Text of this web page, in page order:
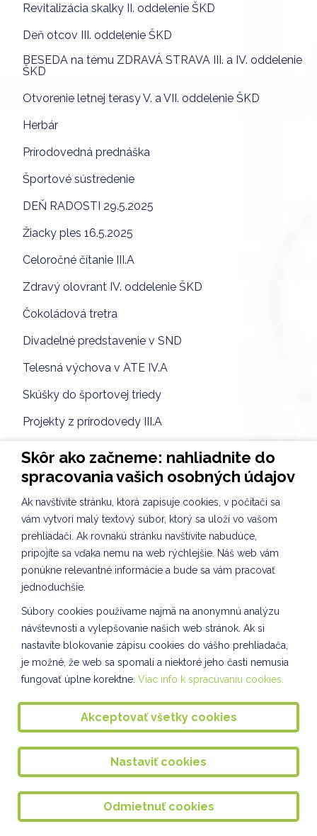
Revitalizácia skalky II. oddelenie ŠKD
Deň otcov III. oddelenie ŠKD
BESEDA na tému ZDRAVÁ STRAVA III. a IV. oddelenie
ŠKD
Otvorenie letnej terasy V. a VII. oddelenie ŠKD
Herbár
Prírodovedná prednáška
Športové sústredenie
DEŇ RADOSTI 29.5.2025
Žiacky ples 16.5.2025
Celoročné čítanie III.A
Zdravý olovrant IV. oddelenie ŠKD
Čokoládová tretra
Divadelné predstavenie v SND
Telesná výchova v ATE IV.A
Skúšky do športovej triedy
Projekty z prírodovedy III.A
Prírodovedná prednáška II.A, IV.A
Kuliškiáda máj
Tvorivé popoludnie VII. oddelenie ŠKD
Výlet III.A , IV.A, IV.B
Spoločnosť a príroda - I. oddelenie ŠKD
Zdravý olovrant II. a VI. oddelenie ŠKD
Workshop v Ústrednej knižnici V. a VII. oddelenie ŠKD
REVITALIZÁCIA POCITOVÉHO CHODNÍKA
Pozorovanie prírody
Spoločnosť a príroda I. oddelenie ŠKD
Deň matiek I. oddelenie ŠKD
Želania pre mamičku VII. oddelenie ŠKD
RUŽINOVSKÝ IDOL
DEŇ MATIEK VII. oddelenie ŠKD
Skôr ako začneme: nahliadnite do
spracovania vašich osobných údajov
Ak navštívite stránku, ktorá zapisuje cookies, v počítači sa
vám vytvorí malý textový súbor, ktorý sa uloží vo vašom
prehliadači. Ak rovnakú stránku navštívite nabudúce,
pripojíte sa vďaka nemu na web rýchlejšie. Náš web vám
ponúkne relevantné informácie a bude sa vám pracovať
jednoduchšie.
Súbory cookies používame najmä na anonymnú analýzu
návštevnosti a vylepšovanie našich web stránok. Ak si
nastavíte blokovanie zápisu cookies do vášho prehliadača,
je možné, že web sa spomalí a niektoré jeho časti nemusia
fungovať úplne korektne. Viac info k spracúvaniu cookies.
Akceptovať všetky cookies
Nastaviť cookies
Odmietnuť cookies